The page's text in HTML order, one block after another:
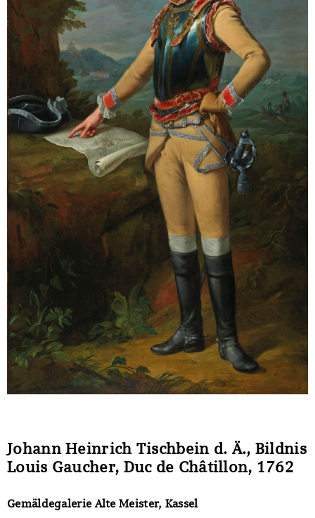
Johann Heinrich Tischbein d. Ä., Bildnis
Louis Gaucher, Duc de Châtillon, 1762
Gemäldegalerie Alte Meister, Kassel
Sonstiges